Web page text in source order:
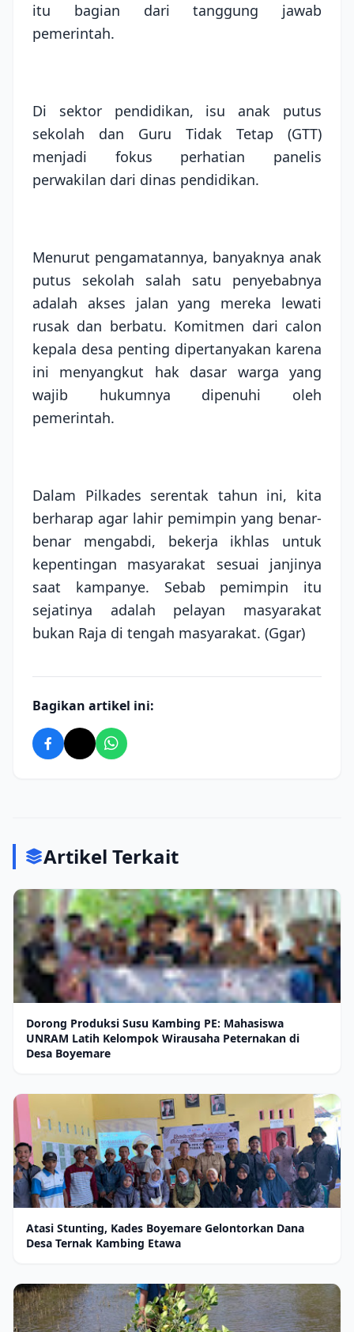
itu bagian dari tanggung jawab
pemerintah.
Di sektor pendidikan, isu anak putus
sekolah dan Guru Tidak Tetap (GTT)
menjadi fokus perhatian panelis
perwakilan dari dinas pendidikan.
Menurut pengamatannya, banyaknya anak
putus sekolah salah satu penyebabnya
adalah akses jalan yang mereka lewati
rusak dan berbatu. Komitmen dari calon
kepala desa penting dipertanyakan karena
ini menyangkut hak dasar warga yang
wajib hukumnya dipenuhi oleh
pemerintah.
Dalam Pilkades serentak tahun ini, kita
berharap agar lahir pemimpin yang benar-
benar mengabdi, bekerja ikhlas untuk
kepentingan masyarakat sesuai janjinya
saat kampanye. Sebab pemimpin itu
sejatinya adalah pelayan masyarakat
bukan Raja di tengah masyarakat. (Ggar)
Bagikan artikel ini:
Artikel Terkait
Dorong Produksi Susu Kambing PE: Mahasiswa
UNRAM Latih Kelompok Wirausaha Peternakan di
Desa Boyemare
Atasi Stunting, Kades Boyemare Gelontorkan Dana
Desa Ternak Kambing Etawa